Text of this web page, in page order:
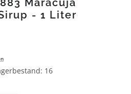
Maracuja
- 1 Liter
16